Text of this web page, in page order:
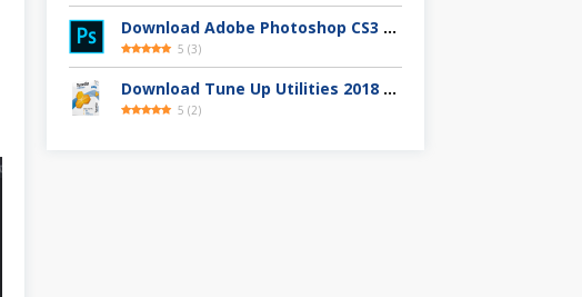
Download Adobe Photoshop CS3 Full Version Gratis
5 (3)
Download Tune Up Utilities 2018 Full Version
5 (2)